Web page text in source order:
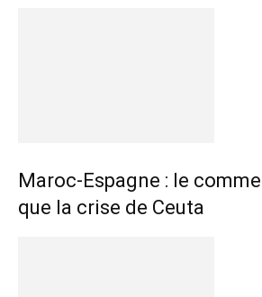
Maroc-Espagne : le
que la crise de Ceuta